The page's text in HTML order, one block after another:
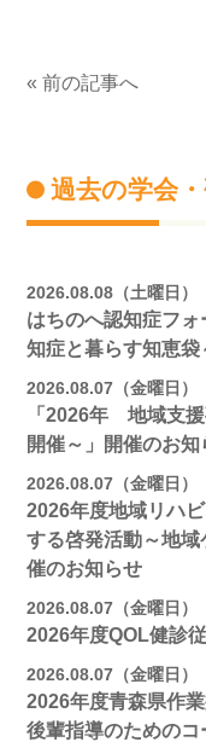
« 前の記事へ
過去の学会
2026.08.08（土曜日）
はちのへ認知症フ
知症と暮らす知恵
2026.08.07（金曜日）
「2026年 地域支
開催～」開催のお知
2026.08.07（金曜日）
2026年度地域リハ
する啓発活動～地
催のお知らせ
2026.08.07（金曜日）
2026年度QOL健診
2026.08.07（金曜日）
2026年度青森県作
後輩指導のための